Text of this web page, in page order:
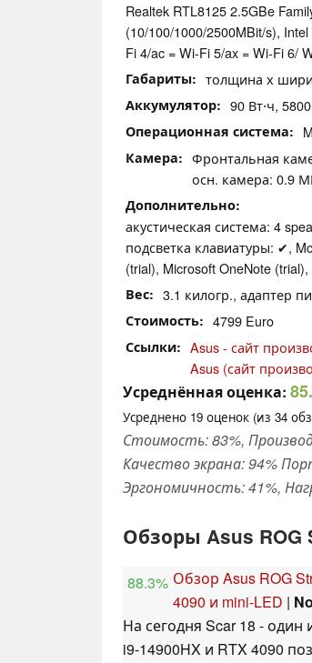
Realtek RTL8125 2.5GBe
(10/100/1000/2500MBit/s),
Fi 4/ac = Wi-Fi 5/ax = Wi-Fi 6/
Габариты толщина х
Аккумулятор 90 Вт⋅ч,
Операционная система
Камера
Фронтальная
осн. камера: 0.9
Дополнительно
акустическая система: 4
подсветка клавиатуры: ✔,
(trial), Microsoft OneNote
Вес 3.1 килогр., адаптер
Стоимость 4799 Euro
Ссылки
Asus - сайт
Asus (сайт
Усреднённая оценка:
Усреднено 19 оценок (из 34
Стоимость: 83%,
Качество экрана: 94%
Эргономичность: 41%,
Обзоры Asus ROG
88.3% Обзор Asus ROG
4090 и mini-LED |
На сегодня Scar 18 -
i9-14900HX и RTX 4090